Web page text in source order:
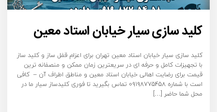
کلید سازی سیار خیابان استاد معین
کلید سازی سیار خیابان استاد معین تهران برای اعزام قفل ساز و کلید ساز
با تجهیزات کامل و حرفه ای در سریعترین زمان ممکن و منصفانه ترین
قیمت برای رضایت اهالی خیابان استاد معین و مناطق اطراف آن – کافی
است با شماره ۰۹۱۹۸۷۷۵۴۵۸ تماس بگیرید تا فوری کلیدساز سیار ما در
محل شما حاضر […]